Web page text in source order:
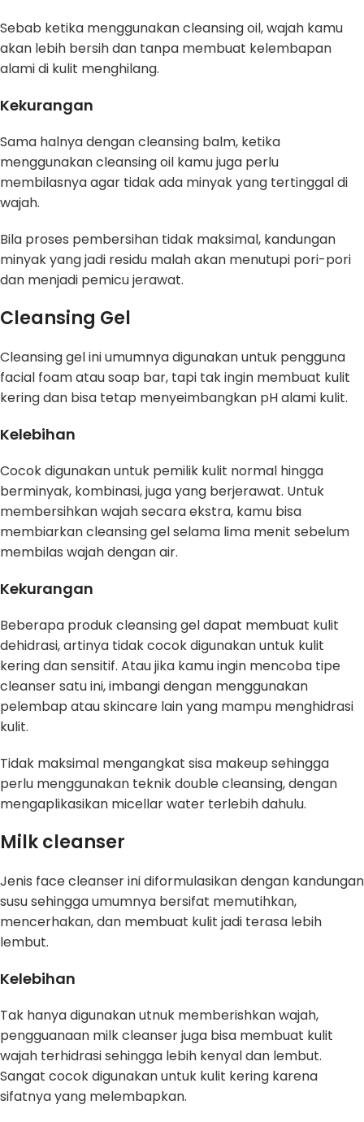
Sebab ketika menggunakan cleansing oil, wajah kamu
akan lebih bersih dan tanpa membuat kelembapan
alami di kulit menghilang.
Kekurangan
Sama halnya dengan cleansing balm, ketika
menggunakan cleansing oil kamu juga perlu
membilasnya agar tidak ada minyak yang tertinggal di
wajah.
Bila proses pembersihan tidak maksimal, kandungan
minyak yang jadi residu malah akan menutupi pori-pori
dan menjadi pemicu jerawat.
Cleansing Gel
Cleansing gel ini umumnya digunakan untuk pengguna
facial foam atau soap bar, tapi tak ingin membuat kulit
kering dan bisa tetap menyeimbangkan pH alami kulit.
Kelebihan
Cocok digunakan untuk pemilik kulit normal hingga
berminyak, kombinasi, juga yang berjerawat. Untuk
membersihkan wajah secara ekstra, kamu bisa
membiarkan cleansing gel selama lima menit sebelum
membilas wajah dengan air.
Kekurangan
Beberapa produk cleansing gel dapat membuat kulit
dehidrasi, artinya tidak cocok digunakan untuk kulit
kering dan sensitif. Atau jika kamu ingin mencoba tipe
cleanser satu ini, imbangi dengan menggunakan
pelembap atau skincare lain yang mampu menghidrasi
kulit.
Tidak maksimal mengangkat sisa makeup sehingga
perlu menggunakan teknik double cleansing, dengan
mengaplikasikan micellar water terlebih dahulu.
Milk cleanser
Jenis face cleanser ini diformulasikan dengan kandungan
susu sehingga umumnya bersifat memutihkan,
mencerhakan, dan membuat kulit jadi terasa lebih
lembut.
Kelebihan
Tak hanya digunakan utnuk memberishkan wajah,
pengguanaan milk cleanser juga bisa membuat kulit
wajah terhidrasi sehingga lebih kenyal dan lembut.
Sangat cocok digunakan untuk kulit kering karena
sifatnya yang melembapkan.